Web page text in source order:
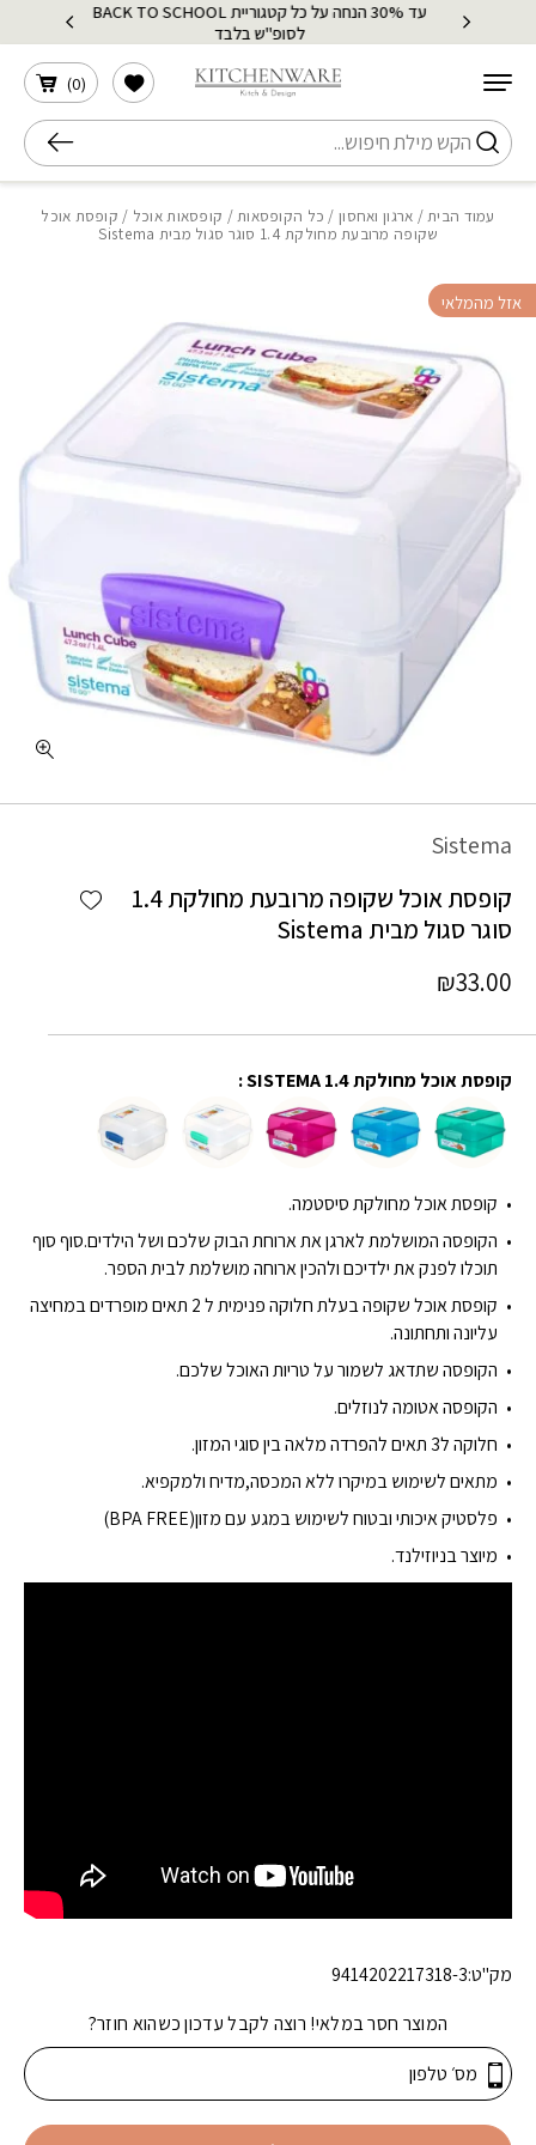
Skip to Content
עד 30% הנחה על כל קטגוריית BACK TO SCHOOL
לסופ"ש בלבד
חיפוש
(
0
)
הרשימה שלי
עמוד הבית/ ארגון ואחסון/ כל הקופסאות/ קופסאות אוכל / קופסת אוכל
שקופה מרובעת מחולקת 1.4 סוגר סגול מבית Sistema
Sistema
wishlist
קופסת אוכל שקופה מרובעת מחולקת 1.4
סוגר סגול מבית Sistema
₪33.00
קופסת אוכל מחולקת סיסטמה.
הקופסה המושלמת לארגן את ארוחת הבוק שלכם ושל הילדים.סוף סוף
תוכלו לפנק את ילדיכם ולהכין ארוחה מושלמת לבית הספר.
קופסת אוכל שקופה בעלת חלוקה פנימית ל 2 תאים מופרדים במחיצה
עליונה ותחתונה.
הקופסה שתדאג לשמור על טריות האוכל שלכם.
הקופסה אטומה לנוזלים.
חלוקה ל3 תאים להפרדה מלאה בין סוגי המזון.
מתאים לשימוש במיקרו ללא המכסה,מדיח ולמקפיא.
פלסטיק איכותי ובטוח לשימוש במגע עם מזון(BPA FREE)
מיוצר בניוזילנד.
קופסת אוכל מחולקת SISTEMA 1.4 :
מק"ט:9414202217318-3
המוצר חסר במלאי! רוצה לקבל עדכון כשהוא חוזר?
אזל מהמלאי
בחזרה למעלה